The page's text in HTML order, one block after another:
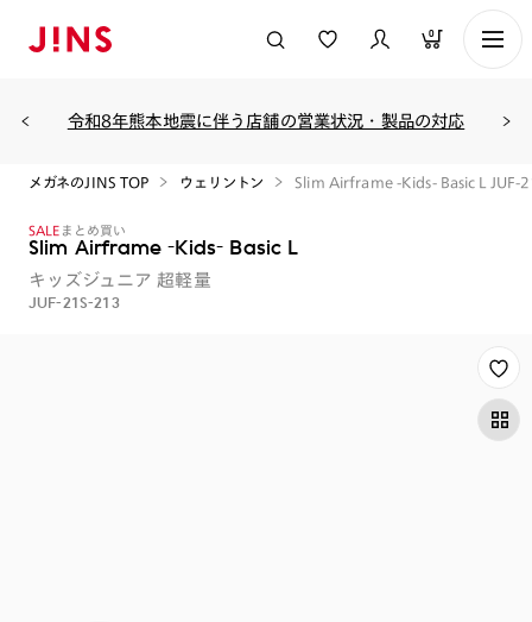
0
令和8年熊本地震に伴う店舗の営業状況・製品の対応
メガネのJINS TOP ウェリントン Slim Airframe -Kids- Basic L JUF-
SALE まとめ買い
Slim Airframe -Kids- Basic L
キッズジュニア 超軽量
JUF-21S-213